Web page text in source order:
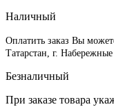
Наличный
Оплатить заказ Вы
Татарстан, г.
Безналичный
При заказе товара